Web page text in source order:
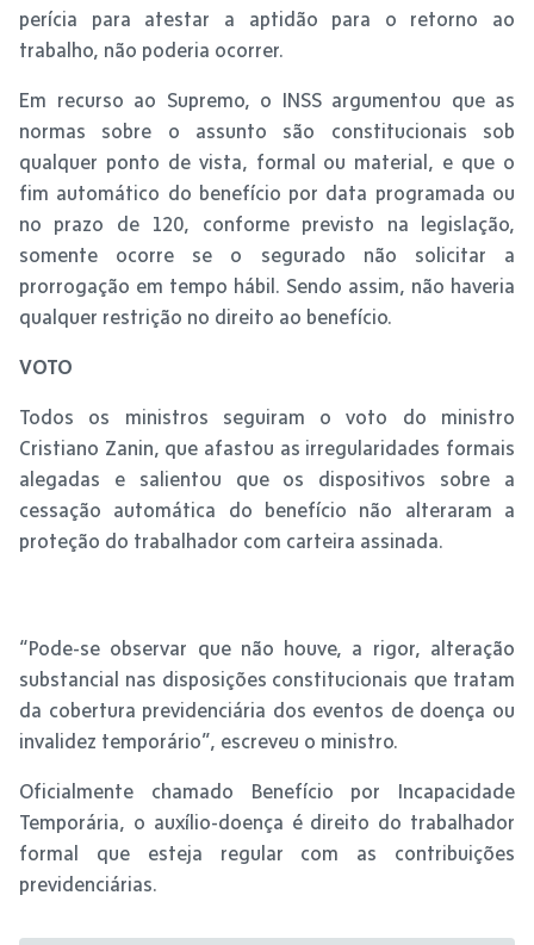
perícia para atestar a aptidão para o retorno ao
trabalho, não poderia ocorrer.
Em recurso ao Supremo, o INSS argumentou que as
normas sobre o assunto são constitucionais sob
qualquer ponto de vista, formal ou material, e que o
fim automático do benefício por data programada ou
no prazo de 120, conforme previsto na legislação,
somente ocorre se o segurado não solicitar a
prorrogação em tempo hábil. Sendo assim, não haveria
qualquer restrição no direito ao benefício.
VOTO
Todos os ministros seguiram o voto do ministro
Cristiano Zanin, que afastou as irregularidades formais
alegadas e salientou que os dispositivos sobre a
cessação automática do benefício não alteraram a
proteção do trabalhador com carteira assinada.
“Pode-se observar que não houve, a rigor, alteração
substancial nas disposições constitucionais que tratam
da cobertura previdenciária dos eventos de doença ou
invalidez temporário”, escreveu o ministro.
Oficialmente chamado Benefício por Incapacidade
Temporária, o auxílio-doença é direito do trabalhador
formal que esteja regular com as contribuições
previdenciárias.